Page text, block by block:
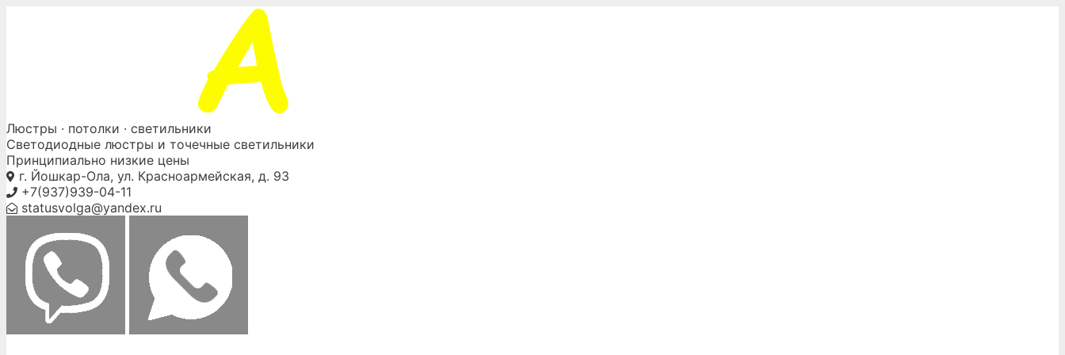
Люстры · потолки · светильники
Светодиодные люстры и точечные светильники
Принципиально низкие цены
г. Йошкар-Ола, ул. Красноармейская, д. 93
+7(937)939-04-11
statusvolga@yandex.ru